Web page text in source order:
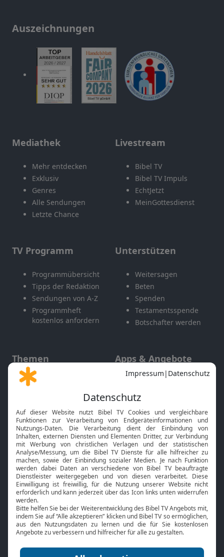
Auszeichnungen
Mediathek
Mehr entdecken
Exklusiv
Genres
Alle Sendungen
Letzte Chance
Livestream
Bibel TV
Bibel TV Impuls
EchtJetzt
MeinGottesdienst
TV Programm
Programmübersicht
Tipps der Redaktion
Sendungen von A-Z
Programmheft
kostenlos anfordern
Unterstützen
Weitersagen
Beten
Spenden
Testamentsspende
Botschafter werden
Themen
Gott und Bibel erklärt
Neuigkeiten
Apps & Angebote
Mobile App
Smart TV
HbbTV
Bibelthek Online-Bibel
Nächster Gottesdienst
Bibel TV
Über uns
Jobs
Mediadaten
Service
Kontakt
TV-Empfang